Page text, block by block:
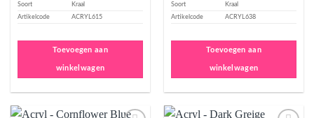
Soort
Kraal
Artikelcode
ACRYL615
Toevoegen aan
winkelwagen
Soort
Kraal
Artikelcode
ACRYL638
Toevoegen aan
winkelwagen